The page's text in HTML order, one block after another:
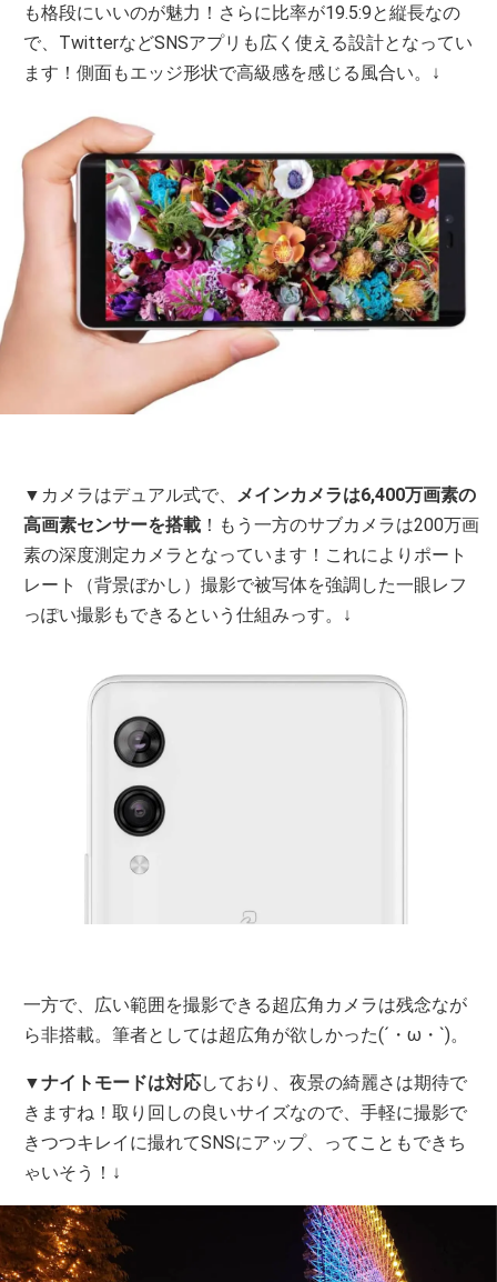
も格段にいいのが魅力！さらに比率が19.5:9と縦長なの
で、TwitterなどSNSアプリも広く使える設計となってい
ます！側面もエッジ形状で高級感を感じる風合い。↓
▼カメラはデュアル式で、
メインカメラは6,400万画素の
高画素センサーを搭載 ！もう一方のサブカメラは200万画
素の深度測定カメラとなっています！これによりポート
レート（背景ぼかし）撮影で被写体を強調した一眼レフ
っぽい撮影もできるという仕組みっす。↓
一方で、広い範囲を撮影できる超広角カメラは残念なが
ら非搭載。筆者としては超広角が欲しかった(´・ω・`)。
▼ナイトモードは対応しており、夜景の綺麗さは期待で
きますね！取り回しの良いサイズなので、手軽に撮影で
きつつキレイに撮れてSNSにアップ、ってこともできち
ゃいそう！↓